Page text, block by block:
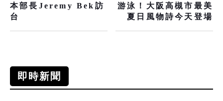
本部長Jeremy Bek訪
台
游泳！大阪高槻市最美
夏日風物詩今天登場
即時新聞